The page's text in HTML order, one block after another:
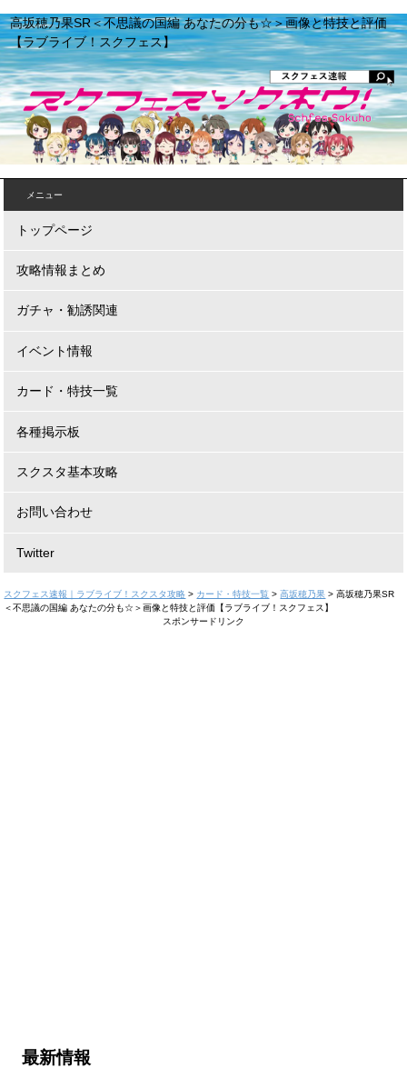
高坂穂乃果SR＜不思議の国編 あなたの分も☆＞画像と特技と評価
【ラブライブ！スクフェス】
メニュー
トップページ
攻略情報まとめ
ガチャ・勧誘関連
イベント情報
カード・特技一覧
各種掲示板
スクスタ基本攻略
お問い合わせ
Twitter
スクフェス速報｜ラブライブ！スクスタ攻略 > カード・特技一覧 >高坂穂乃果 >高坂穂乃果SR
＜不思議の国編 あなたの分も☆＞画像と特技と評価【ラブライブ！スクフェス】
スポンサードリンク
最新情報